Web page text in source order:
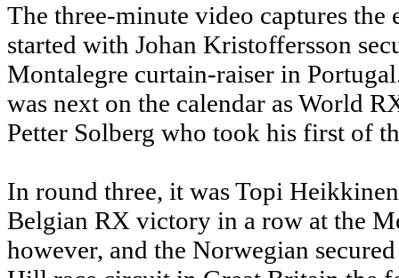
The three-minute video captures
started with Johan Kristoffersson
Montalegre curtain-raiser in
was next on the calendar as World
Petter Solberg who took his first of
In round three, it was Topi
Belgian RX victory in a row at the
however, and the Norwegian